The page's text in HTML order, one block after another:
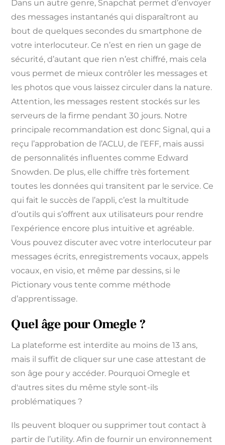
Dans un autre genre, Snapchat permet d’envoyer
des messages instantanés qui disparaîtront au
bout de quelques secondes du smartphone de
votre interlocuteur. Ce n’est en rien un gage de
sécurité, d’autant que rien n’est chiffré, mais cela
vous permet de mieux contrôler les messages et
les photos que vous laissez circuler dans la nature.
Attention, les messages restent stockés sur les
serveurs de la firme pendant 30 jours. Notre
principale recommandation est donc Signal, qui a
reçu l’approbation de l’ACLU, de l’EFF, mais aussi
de personnalités influentes comme Edward
Snowden. De plus, elle chiffre très fortement
toutes les données qui transitent par le service. Ce
qui fait le succès de l’appli, c’est la multitude
d’outils qui s’offrent aux utilisateurs pour rendre
l’expérience encore plus intuitive et agréable.
Vous pouvez discuter avec votre interlocuteur par
messages écrits, enregistrements vocaux, appels
vocaux, en visio, et même par dessins, si le
Pictionary vous tente comme méthode
d’apprentissage.
Quel âge pour Omegle ?
La plateforme est interdite au moins de 13 ans,
mais il suffit de cliquer sur une case attestant de
son âge pour y accéder. Pourquoi Omegle et
d'autres sites du même style sont-ils
problématiques ?
Ils peuvent bloquer ou supprimer tout contact à
partir de l’utility. Afin de fournir un environnement